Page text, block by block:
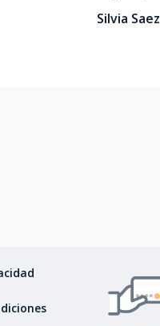
Silvia Saez